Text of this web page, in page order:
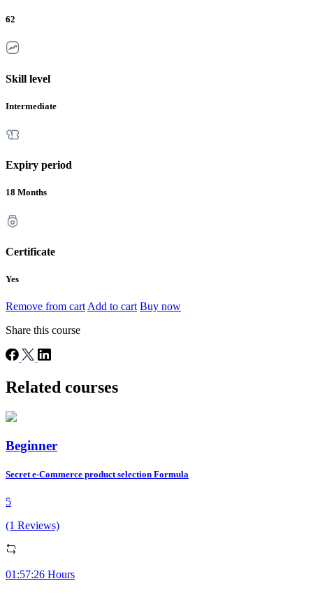
62
Skill level
Intermediate
Expiry period
18 Months
Certificate
Yes
Remove from cart Add to cart Buy now
Share this course
Related courses
Beginner
Secret e-Commerce product selection Formula
5
(1 Reviews)
01:57:26 Hours